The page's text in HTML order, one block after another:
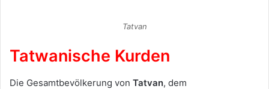
Tatvan
Tatwanische Kurden
Die Gesamtbevölkerung von Tatvan, dem